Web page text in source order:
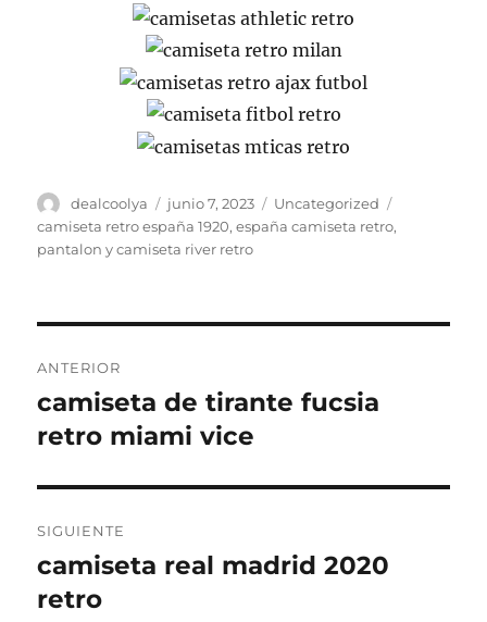
Autor
dealcoolya
Publicado
el
junio 7, 2023 Categorías
Uncategorized
camiseta retro españa 1920,españa camiseta retro,
pantalon y camiseta river retro
de
entradas
ANTERIOR
Entrada
anterior:
camiseta de tirante fucsia
retro miami vice
SIGUIENTE
Entrada
siguiente:
camiseta real madrid 2020
retro